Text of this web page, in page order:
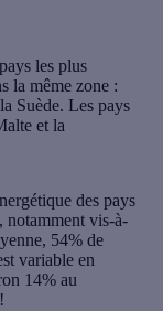
les plus
la même zone :
Suède. Les pays
et la
des pays
notamment vis-à-
54% de
variable en
14% au